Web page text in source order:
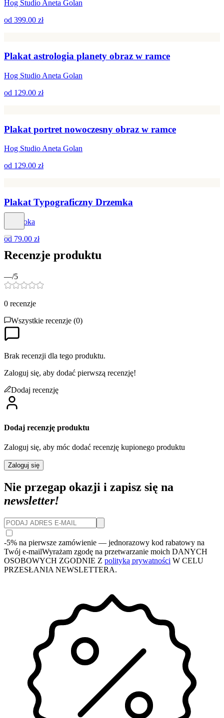
Hog Studio Aneta Golan
od 399.00 zł
Plakat astrologia planety obraz w ramce
Hog Studio Aneta Golan
od 129.00 zł
Plakat portret nowoczesny obraz w ramce
Hog Studio Aneta Golan
od 129.00 zł
Plakat Typograficzny Drzemka
Dapidoka
od 79.00 zł
Recenzje produktu
—/5
0 recenzje
Wszystkie recenzje (0)
Brak recenzji dla tego produktu.
Zaloguj się, aby dodać pierwszą recenzję!
Dodaj recenzję
Dodaj recenzję produktu
Zaloguj się, aby móc dodać recenzję kupionego produktu
Zaloguj się
Nie przegap okazji i zapisz się na
newsletter!
-5% na pierwsze zamówienie — jednorazowy kod rabatowy na
Twój e-mailWyrażam zgodę na przetwarzanie moich DANYCH
OSOBOWYCH ZGODNIE Z polityką prywatności W CELU
PRZESŁANIA NEWSLETTERA.